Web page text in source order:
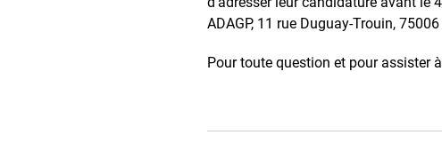
ADAGP, 11 rue Duguay-Trouin,
Pour toute question et pour assister à